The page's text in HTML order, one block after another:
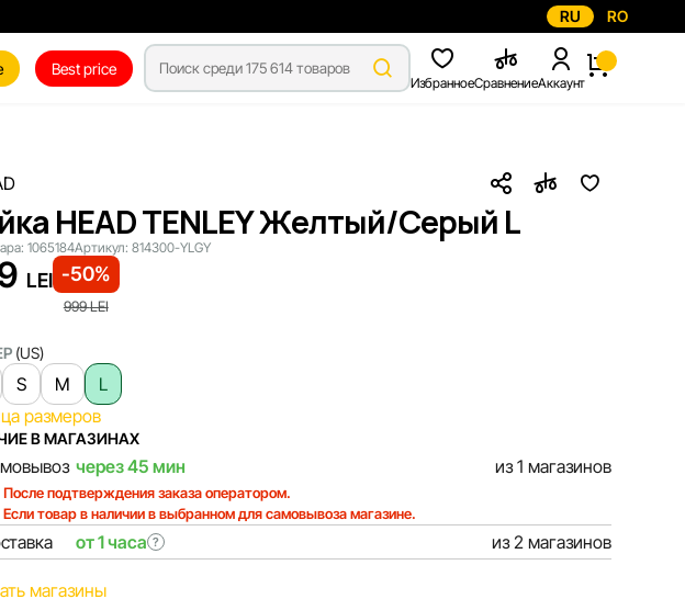
RU RO
Best price
ИзбранноеСравнениеАккаунт
HEAD TENLEY Желтый/Серый L
1065184Артикул: 814300-YLGY
-50%
999LEI
LEI
(US)
S M
L
размеров
В МАГАЗИНАХ
через 45 мин из 1 магазинов
После подтверждения заказа оператором.
Если товар в наличии в выбранном для самовывоза магазине.
от 1 часа ? из 2 магазинов
магазины